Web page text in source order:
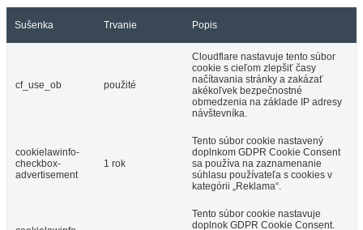
Sušenka Trvanie Popis
cf_use_ob použité
Cloudflare nastavuje tento súbor
cookie s cieľom zlepšiť časy
načítavania stránky a zakázať
akékoľvek bezpečnostné
obmedzenia na základe IP adresy
návštevníka.
cookielawinfo-
checkbox-
advertisement
1 rok
Tento súbor cookie nastavený
doplnkom GDPR Cookie Consent
sa používa na zaznamenanie
súhlasu používateľa s cookies v
kategórii „Reklama“.
Tento súbor cookie nastavuje
doplnok GDPR Cookie Consent.